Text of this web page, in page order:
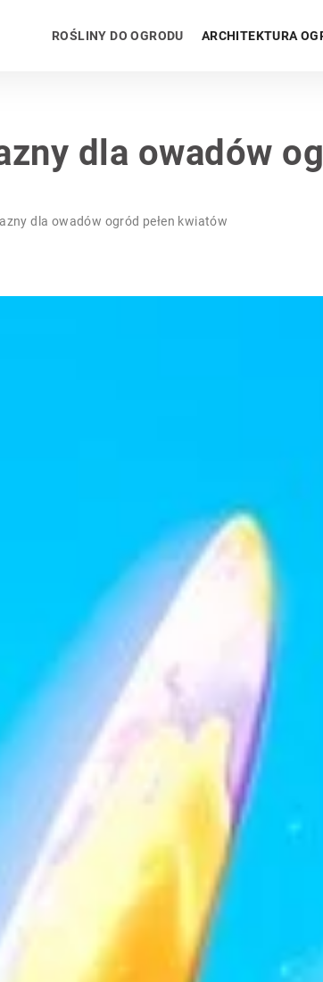
ROŚLINY DO OGRODU ARCHITEKTURA
dla owadów
dla owadów ogród pełen kwiatów
narzędzia
wyboru
pomogą Ci
rok. Dowiedz się,
Mikołaj Zieliński
Porównanie paliw
zalety wyboru przyjaznych
opcji?
Rozważasz swój wybór
Zapoznaj się z zaletami
środowisku opcji i dowiedz
one przyczynić się do